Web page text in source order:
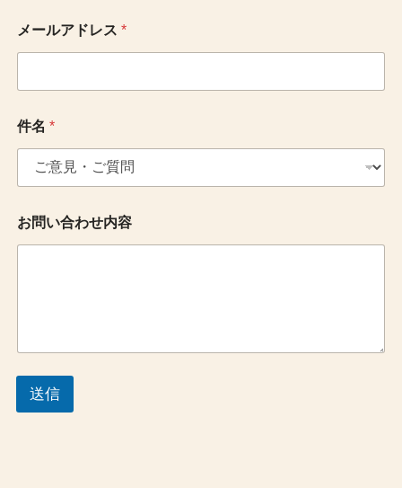
メールアドレス *
件名 *
お問い合わせ内容
送信